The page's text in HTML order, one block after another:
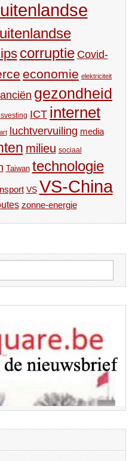
corruptie Covid-
economie elektriciteit
gezondheid
ICT internet
luchtvervuiling media
milieu sociaal
Taiwan technologie
VS VS-China
zonne-energie